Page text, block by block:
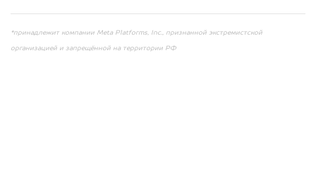
*принадлежит компании Meta Platforms, Inc., признанной экстремистской
организацией и запрещённой на территории РФ